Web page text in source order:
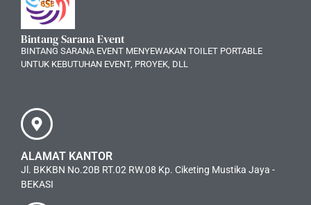
Bintang Sarana Event
BINTANG SARANA EVENT MENYEWAKAN TOILET PORTABLE
UNTUK KEBUTUHAN EVENT, PROYEK, DLL
ALAMAT KANTOR
Jl. BKKBN No.20B RT.02 RW.08 Kp. Ciketing Mustika Jaya -
BEKASI